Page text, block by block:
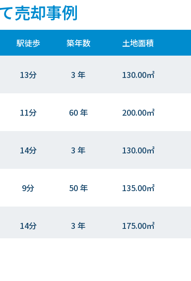
売却事例
駅徒歩 築年数 土地面積
13分 3 年 130.00㎡
11分 60 年 200.00㎡
14分 3 年 130.00㎡
9分 50 年 135.00㎡
14分 3 年 175.00㎡